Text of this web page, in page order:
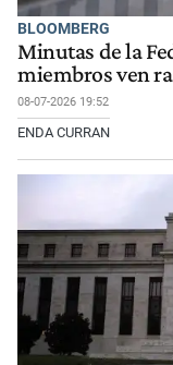
BLOOMBERG
Minutas de la
miembros ven
08-07-2026 19:52
ENDA CURRAN